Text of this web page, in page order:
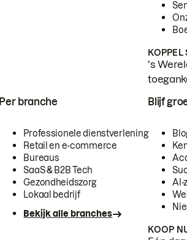
's
Per branche
Professionele dienstverlening
Retail en e-commerce
Bureaus
SaaS & B2B Tech
Gezondheidszorg
Lokaal bedrijf
Bekijk alle branches
Blijf
AI-
KOOP